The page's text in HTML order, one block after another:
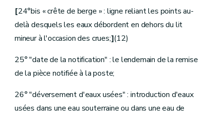
Art.D.285
Chapitre [III Dispositions budgétaires] [Décret-programme 12.12.2014]
Art.D.287
Art.D.289
Art.D.290
Art.D.291
Art.D.293
Art.[ D.293bis
[24°bis « crête de berge » : ligne reliant les points au-
delà desquels les eaux débordent en dehors du lit
mineur à l'occasion des crues;](12)
25° "date de la notification" : le lendemain de la remise
de la pièce notifiée à la poste;
26° "déversement d'eaux usées" : introduction d'eaux
usées dans une eau souterraine ou dans une eau de